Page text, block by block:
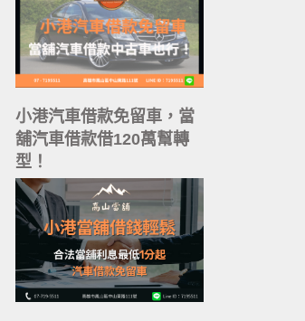
小港汽車借款免留車，當
舖汽車借款借120萬幫轉
型！